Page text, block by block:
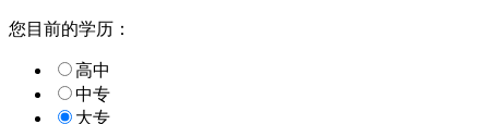
您目前的学历：
高中
中专
大专